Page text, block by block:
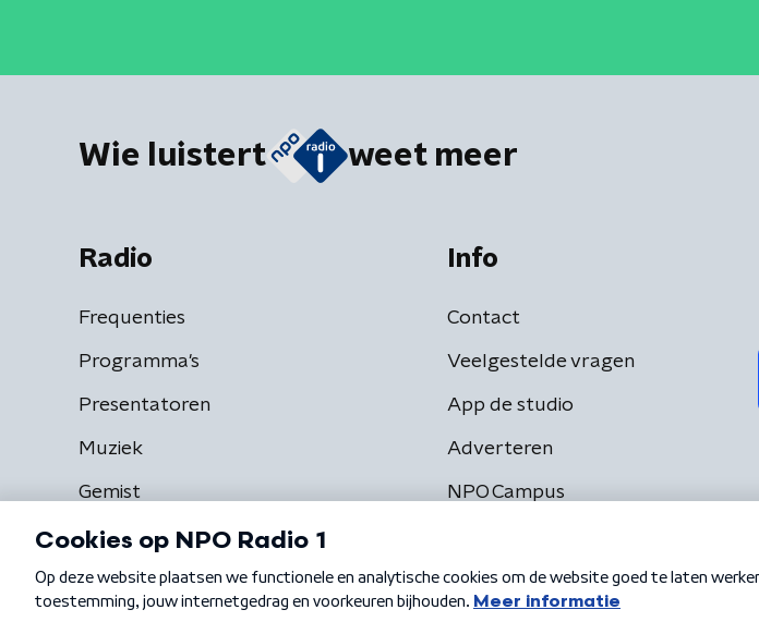
Wie luistert weet meer
Radio
Frequenties
Programma's
Presentatoren
Muziek
Gemist
Info
Contact
Veelgestelde vragen
App de studio
Adverteren
NPO Campus
Algemene voorwaarden Privacybeleid